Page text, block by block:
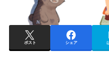
ポスト シェア